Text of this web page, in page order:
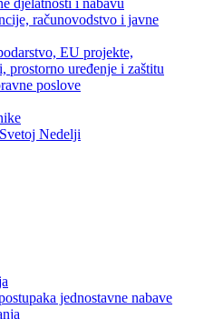
djelatnosti i nabavu
računovodstvo i javne
EU projekte,
prostorno uređenje i zaštitu
poslove
Nedelji
jednostavne nabave